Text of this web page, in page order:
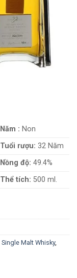
Năm : Non
Tuổi rượu:32 Năm
Nồng độ: 49.4%
Thể tích: 500 ml.
Single Malt Whisky,